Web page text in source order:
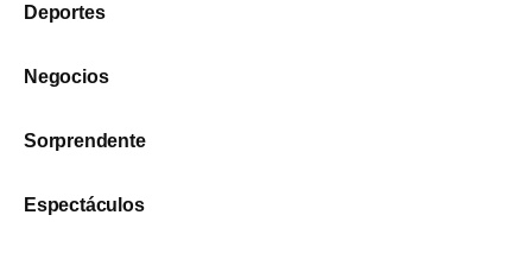
Deportes
Negocios
Sorprendente
Espectáculos